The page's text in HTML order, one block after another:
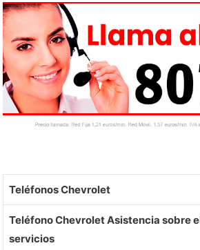
Teléfonos Chevrolet
Teléfono Chevrolet Asistencia sobre
servicios